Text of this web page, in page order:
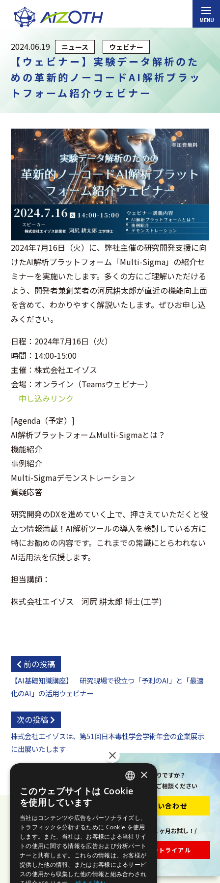
2024.06.19 ニュース ウェビナー
【ウェビナー】実験データ解析のた
めの革新的ノーコードAI解析プラッ
トフォーム紹介ウェビナー
2024年7月16日（火）に、弊社主催の研究開発支援に向
けたAI解析プラットフォーム「Multi-Sigma」の紹介セ
ミナーを実施いたします。多くの方にご理解いただける
よう、開発者兼創業者の河尻耕太郎が直近の機能向上面
を含めて、わかりやすく解説いたします。ぜひお申し込
みください。
日程：2024年7月16日（火）
時間：14:00-15:00
主催：株式会社エイゾス
会場：オンライン（Teamsウェビナー）
申し込みリンク
[Agenda（予定）]
AI解析プラットフォームMulti-Sigmaとは？
機能紹介
事例紹介
Multi-Sigmaデモンストレーション
質疑応答
研究開発のDXを進めていく上で、押さえていただくと役
立つ情報満載！AI解析ツールの導入を検討している方に
特にお勧めの内容です。これまでの常識にとらわれない
AI活用法を伝授します。
担当講師：
株式会社エイゾス 河尻 耕太郎 博士(工学)
前の投稿
【AI基礎知識講座】 研究現場で役立つ「予測のAI」と「最適
化のAI」の活用ウェビナー
次の投稿
株式会社エイゾスは、第51回日本毒性学会学術年会の企業展示
に出展いたします
株式会社エイゾス
プライバシーポリシー
セキュリティ
お困りですか？
お気軽にご相談ください
お問い合わせ
\まずは１ヶ月お試し！/
フリートライアル
JAPANESE
×
このウェブサイトは Cookie
を使用しています
当社はコンテンツや広告をパーソナライズし、
トラフィックを分析するために Cookie を使用
します。また、当社は、お客様による当社サイ
トの使用に関する情報を広告および分析パート
ナーと共有します。これらの情報は、お客様が
提供した他の情報、またはお客様によるサービ
スの使用から収集した他の情報と組み合わされ